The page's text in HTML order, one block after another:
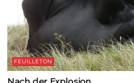
FEUILLETON